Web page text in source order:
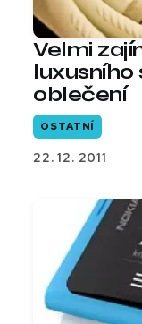
Velmi
oblečení
OSTATNÍ
22. 12. 2011